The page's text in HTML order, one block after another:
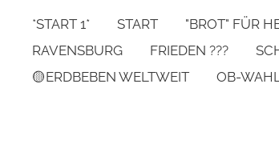
*START 1* START "BROT" FÜR
RAVENSBURG
FRIEDEN ???
🟡ERDBEBEN WELTWEIT
OB-